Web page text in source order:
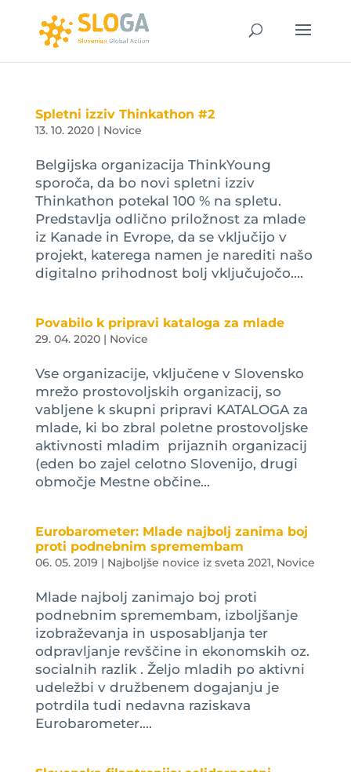
Spletni izziv Thinkathon #2
13. 10. 2020| Novice
Belgijska organizacija ThinkYoung
sporoča, da bo novi spletni izziv
Thinkathon potekal 100 % na spletu.
Predstavlja odlično priložnost za mlade
iz Kanade in Evrope, da se vključijo v
projekt, katerega namen je narediti našo
digitalno prihodnost bolj vključujočo....
Povabilo k pripravi kataloga za mlade
29. 04. 2020| Novice
Vse organizacije, vključene v Slovensko
mrežo prostovoljskih organizacij, so
vabljene k skupni pripravi KATALOGA za
mlade, ki bo zbral poletne prostovoljske
aktivnosti mladim prijaznih organizacij
(eden bo zajel celotno Slovenijo, drugi
območje Mestne občine...
Eurobarometer: Mlade najbolj zanima boj
proti podnebnim spremembam
06. 05. 2019 | Najboljše novice iz sveta 2021, Novice
Mlade najbolj zanimajo boj proti
podnebnim spremembam, izboljšanje
izobraževanja in usposabljanja ter
odpravljanje revščine in ekonomskih oz.
socialnih razlik . Željo mladih po aktivni
udeležbi v družbenem dogajanju je
potrdila tudi nedavna raziskava
Eurobarometer....